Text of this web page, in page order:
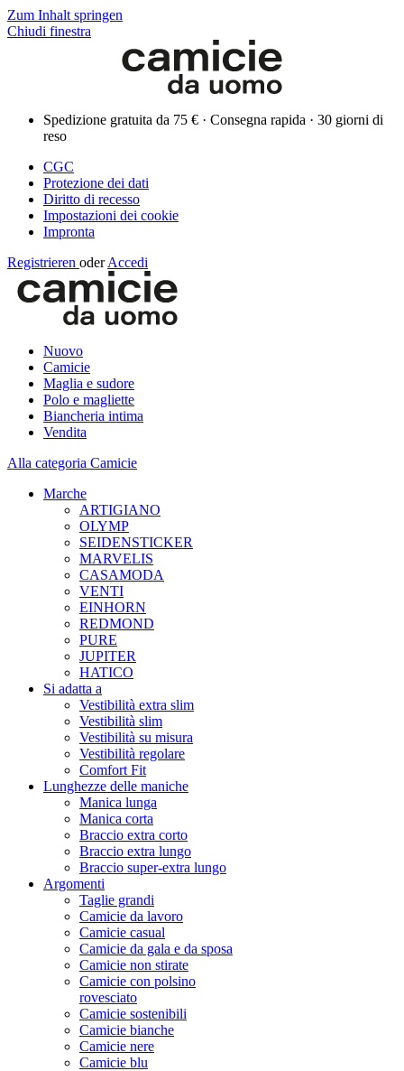
Zum Inhalt springen
Chiudi finestra
Spedizione gratuita da 75 € · Consegna rapida · 30 giorni di
reso
CGC
Protezione dei dati
Diritto di recesso
Impostazioni dei cookie
Impronta
Registrieren oder Accedi
Nuovo
Camicie
Maglia e sudore
Polo e magliette
Biancheria intima
Vendita
Alla categoria Camicie
Marche
ARTIGIANO
OLYMP
SEIDENSTICKER
MARVELIS
CASAMODA
VENTI
EINHORN
REDMOND
PURE
JUPITER
HATICO
Si adatta a
Vestibilità extra slim
Vestibilità slim
Vestibilità su misura
Vestibilità regolare
Comfort Fit
Lunghezze delle maniche
Manica lunga
Manica corta
Braccio extra corto
Braccio extra lungo
Braccio super-extra lungo
Argomenti
Taglie grandi
Camicie da lavoro
Camicie casual
Camicie da gala e da sposa
Camicie non stirate
Camicie con polsino
rovesciato
Camicie sostenibili
Camicie bianche
Camicie nere
Camicie blu